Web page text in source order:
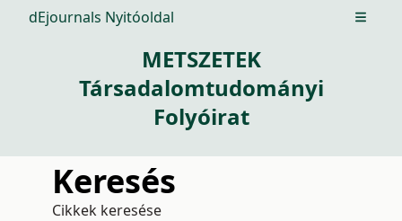
dEjournals Nyitóoldal Open
METSZETEK
Társadalomtudományi
Folyóirat
Keresés
Cikkek keresése